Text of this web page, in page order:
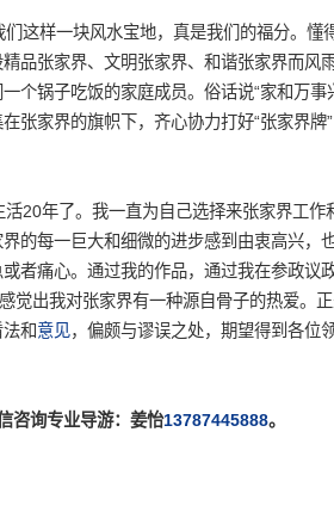
这样一块风水宝地，真是我们的福分。懂
品张家界、文明张家界、和谐张家界而风
个锅子吃饭的家庭成员。俗话说“家和万事
张家界的旗帜下，齐心协力打好“张家界
20年了。我一直为自己选择来张家界工作
的每一巨大和细微的进步感到由衷高兴，
者痛心。通过我的作品，通过我在参政议
觉出我对张家界有一种源自骨子的热爱。
和意见，偏颇与谬误之处，期望得到各位
询专业导游：姜怡13787445888。